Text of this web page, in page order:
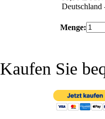
Deutschland
Menge:
Kaufen Sie